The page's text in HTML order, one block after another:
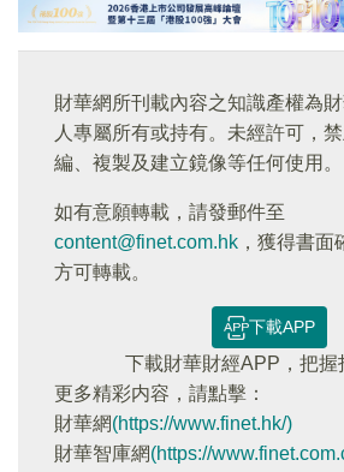
財華網所刊載內容之知識產權為
人專屬所有或持有。未經許可，
編、複製及建立鏡像等任何使用。
如有意願轉載，請發郵件至
content@finet.com.hk ，獲得書面
方可轉載。
下載APP
下載財華財經APP，把握
更多精彩内容，請點擊：
財華網(https://www.finet.hk/)
財華智庫網(https://